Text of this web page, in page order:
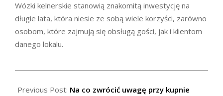
Wózki kelnerskie stanowią znakomitą inwestycję na
długie lata, która niesie ze sobą wiele korzyści, zarówno
osobom, które zajmują się obsługą gości, jak i klientom
danego lokalu.
02-
Previous Post: Na co zwrócić uwagę przy kupnie